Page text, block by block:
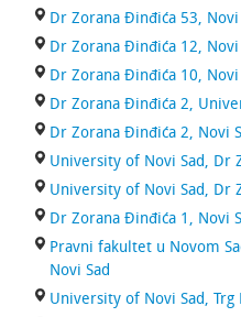
Dr Zorana Đinđića 53, Novi
Dr Zorana Đinđića 12, Novi
Dr Zorana Đinđića 10, Novi
Dr Zorana Đinđića 2,
Dr Zorana Đinđića 2, Novi
University of Novi Sad, Dr
University of Novi Sad, Dr
Dr Zorana Đinđića 1, Novi
Pravni fakultet u Novom
Novi Sad
University of Novi Sad, Trg